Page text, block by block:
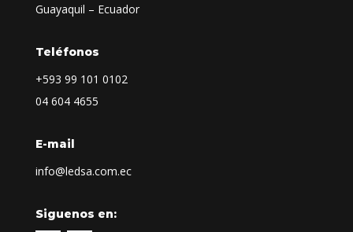
Guayaquil – Ecuador
Teléfonos
+593 99 101 0102
04 604 4655
E-mail
info@ledsa.com.ec
Siguenos en: